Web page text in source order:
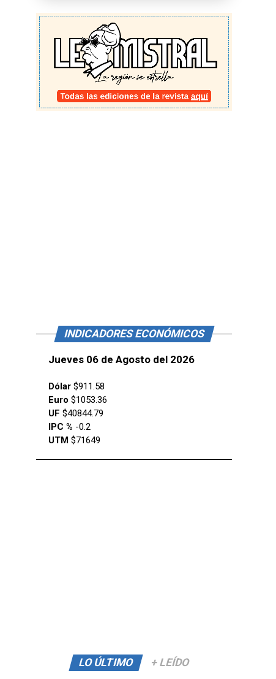
INDICADORES ECONÓMICOS
Jueves 06 de Agosto del 2026
Dólar $911.58
Euro $1053.36
UF $40844.79
IPC % -0.2
UTM $71649
LO ÚLTIMO + LEÍDO